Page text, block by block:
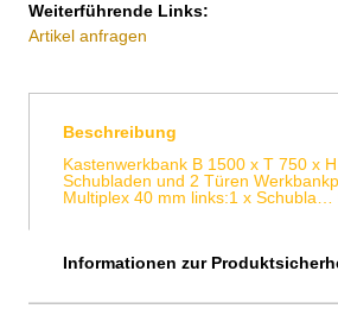
Weiterführende Links:
Artikel anfragen
Beschreibung
Kastenwerkbank B 1500 x T 750 x
Schubladen und 2 Türen
Multiplex 40 mm links:1 x Schubla…
Informationen zur